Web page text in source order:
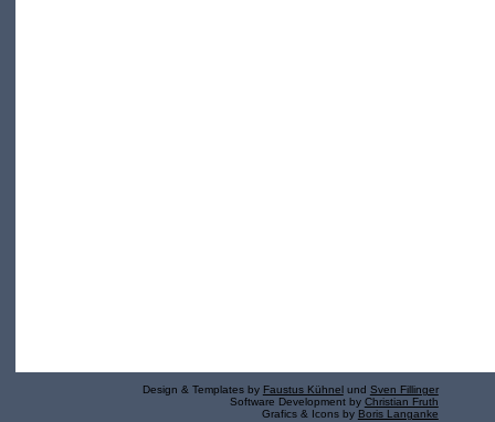
Design & Templates by Faustus Kühnelund Sven Fillinger
Software Development by Christian Fruth
Grafics & Icons by Boris Langanke